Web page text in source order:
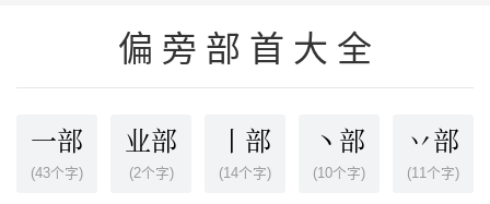
偏旁部首大全
一部
(43个字)
业部
(2个字)
丨部
(14个字)
丶部
(10个字)
丷部
(11个字)